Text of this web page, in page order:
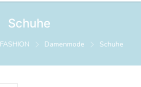
Schuhe
FASHION Damenmode Schuhe